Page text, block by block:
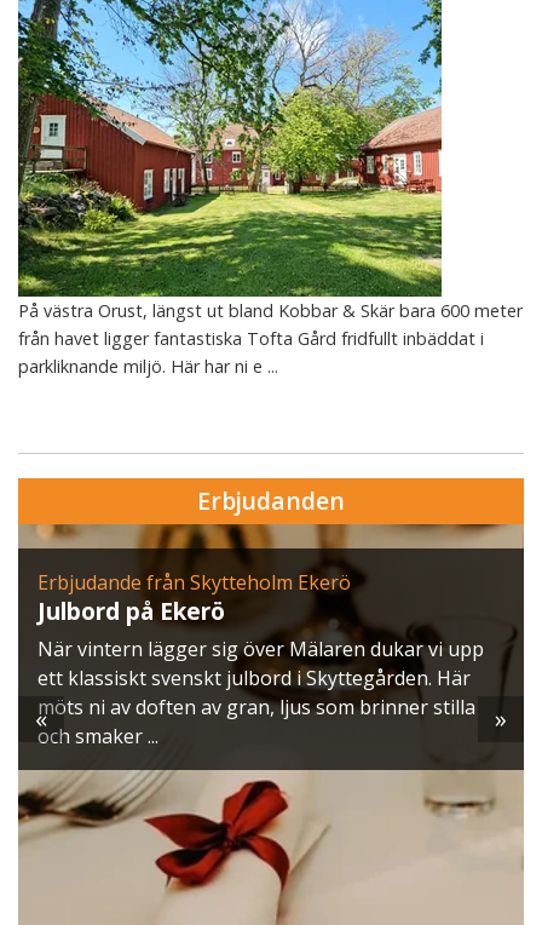
På västra Orust, längst ut bland Kobbar & Skär bara 600 meter
från havet ligger fantastiska Tofta Gård fridfullt inbäddat i
parkliknande miljö. Här har ni e ...
Erbjudanden
Erbjudande från Skytteholm Ekerö
Julbord på Ekerö
När vintern lägger sig över Mälaren dukar vi upp
ett klassiskt svenskt julbord i Skyttegården. Här
möts ni av doften av gran, ljus som brinner stilla
och smaker ...
« »